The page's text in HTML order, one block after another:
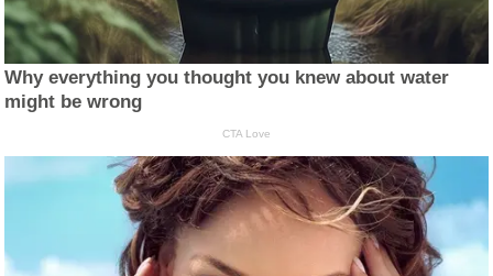
Why everything you thought you knew about water
might be wrong
CTA Love